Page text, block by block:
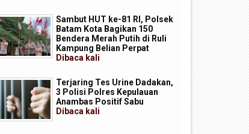
Sambut HUT ke-81 RI, Polsek
Batam Kota Bagikan 150
Bendera Merah Putih di Ruli
Kampung Belian Perpat
Dibaca kali
Terjaring Tes Urine Dadakan,
3 Polisi Polres Kepulauan
Anambas Positif Sabu
Dibaca kali